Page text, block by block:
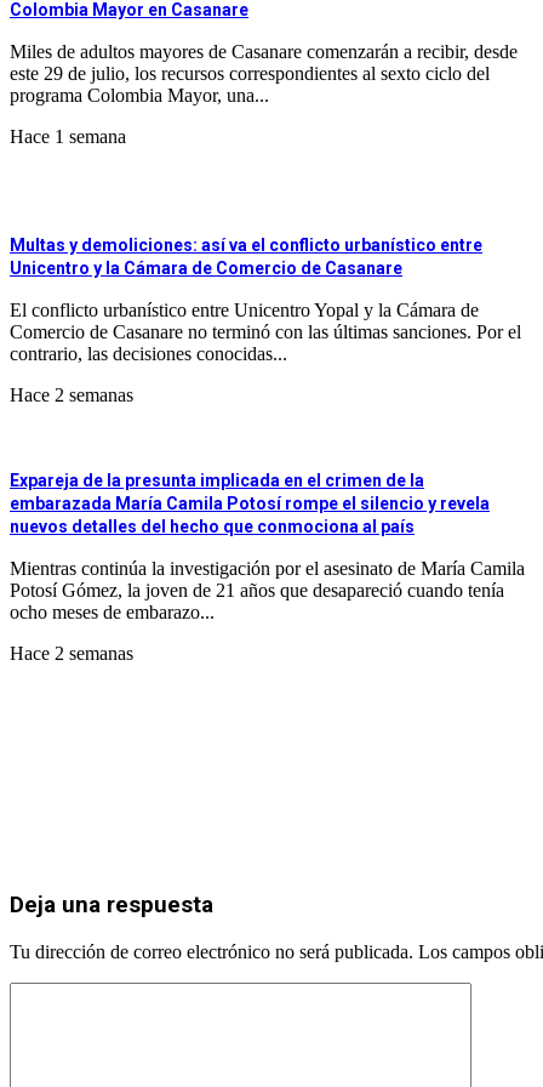
Colombia Mayor en Casanare
Miles de adultos mayores de Casanare comenzarán a recibir, desde
este 29 de julio, los recursos correspondientes al sexto ciclo del
programa Colombia Mayor, una...
Hace 1 semana
Multas y demoliciones: así va el conflicto urbanístico entre
Unicentro y la Cámara de Comercio de Casanare
El conflicto urbanístico entre Unicentro Yopal y la Cámara de
Comercio de Casanare no terminó con las últimas sanciones. Por el
contrario, las decisiones conocidas...
Hace 2 semanas
Expareja de la presunta implicada en el crimen de la
embarazada María Camila Potosí rompe el silencio y revela
nuevos detalles del hecho que conmociona al país
Mientras continúa la investigación por el asesinato de María Camila
Potosí Gómez, la joven de 21 años que desapareció cuando tenía
ocho meses de embarazo...
Hace 2 semanas
Deja una respuesta
Tu dirección de correo electrónico no será publicada. Los campos